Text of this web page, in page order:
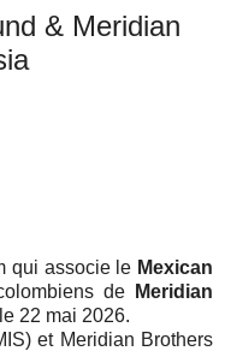
& Meridian
qui associe le Mexican
de
Meridian
22 mai 2026.
et Meridian Brothers